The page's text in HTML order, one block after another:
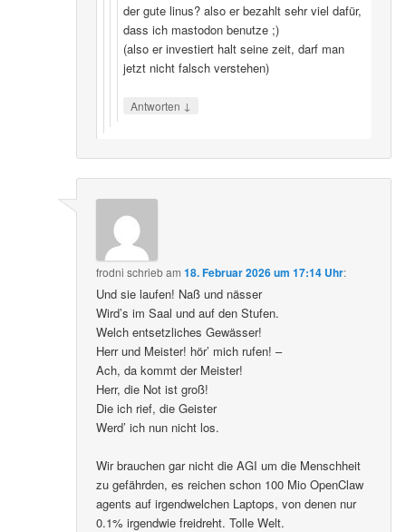
der gute linus? also er bezahlt sehr viel dafür,
dass ich mastodon benutze ;)
(also er investiert halt seine zeit, darf man
jetzt nicht falsch verstehen)
Antworten ↓
frodni schriebam18. Februar 2026 um 17:14 Uhr:
Und sie laufen! Naß und nässer
Wird’s im Saal und auf den Stufen.
Welch entsetzliches Gewässer!
Herr und Meister! hör’ mich rufen! –
Ach, da kommt der Meister!
Herr, die Not ist groß!
Die ich rief, die Geister
Werd’ ich nun nicht los.
Wir brauchen gar nicht die AGI um die Menschheit
zu gefährden, es reichen schon 100 Mio OpenClaw
agents auf irgendwelchen Laptops, von denen nur
0.1% irgendwie freidreht. Tolle Welt.